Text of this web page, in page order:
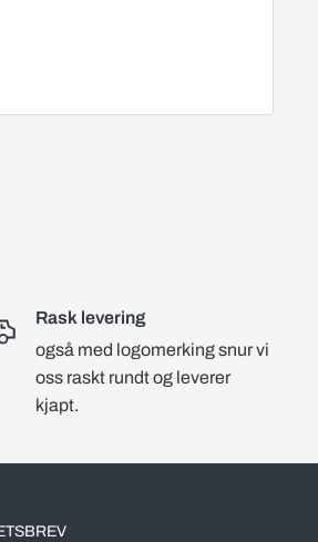
Rask levering
også med logomerking snur vi
oss raskt rundt og leverer
kjapt.